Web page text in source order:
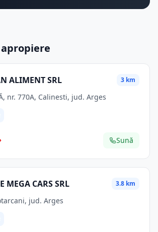
ALIMENT SRL 3 km
nr. 770A, Calinesti, jud. Arges
Sună
MEGA CARS SRL 3.8 km
jud. Arges